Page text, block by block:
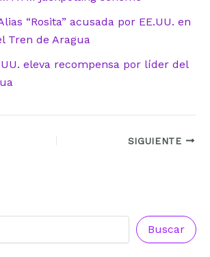
“Rosita” acusada por EE.UU. en
Tren de Aragua
eleva recompensa por líder del
SIGUIENTE
Buscar